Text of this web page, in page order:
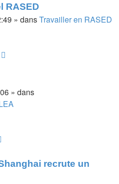
RASED
» dansTravailler en RASED
» dans
recrute un